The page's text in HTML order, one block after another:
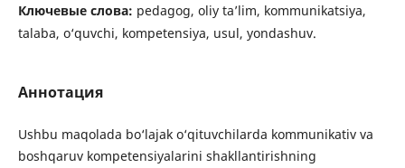
Ключевые слова: pedagog, oliy ta’lim, kommunikatsiya,
talaba, o‘quvchi, kompetensiya, usul, yondashuv.
Аннотация
Ushbu maqolada bo‘lajak o‘qituvchilarda kommunikativ va
boshqaruv kompetensiyalarini shakllantirishning